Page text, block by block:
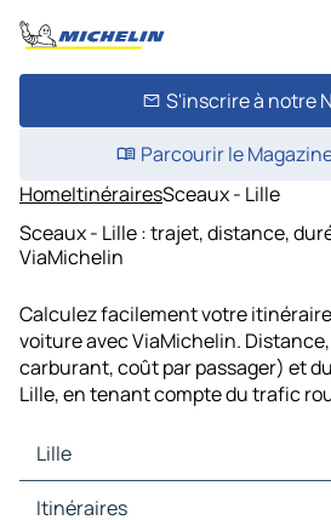
S'inscrire à notre
Parcourir le
HomeItinérairesSceaux - Lille
Sceaux - Lille : trajet, distance,
ViaMichelin
Calculez facilement votre
voiture avec ViaMichelin.
carburant, coût par passager) et
Lille, en tenant compte du trafic
Lille
Lille Cartes et plans
Itinéraires